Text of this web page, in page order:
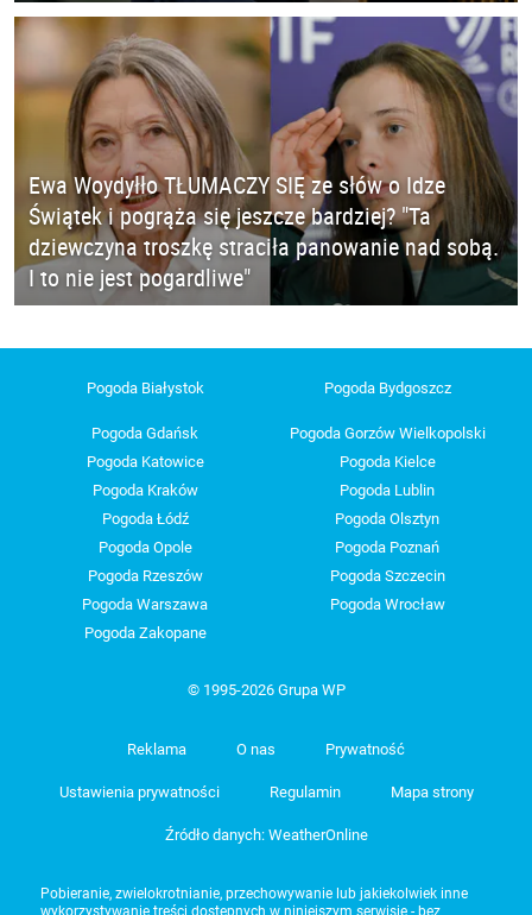
Ewa Woydyłło TŁUMACZY SIĘ ze słów o Idze
Świątek i pogrąża się jeszcze bardziej? "Ta
dziewczyna troszkę straciła panowanie nad sobą.
I to nie jest pogardliwe"
Pogoda Białystok Pogoda Bydgoszcz
Pogoda Gdańsk
Pogoda Gorzów Wielkopolski
Pogoda Katowice
Pogoda Kielce
Pogoda Kraków
Pogoda Lublin
Pogoda Łódź
Pogoda Olsztyn
Pogoda Opole
Pogoda Poznań
Pogoda Rzeszów
Pogoda Szczecin
Pogoda Warszawa
Pogoda Wrocław
Pogoda Zakopane
© 1995-2026 Grupa WP
Reklama O nas Prywatność
Ustawienia prywatności Regulamin Mapa strony
Źródło danych: WeatherOnline
Pobieranie, zwielokrotnianie, przechowywanie lub jakiekolwiek inne
wykorzystywanie treści dostępnych w niniejszym serwisie - bez